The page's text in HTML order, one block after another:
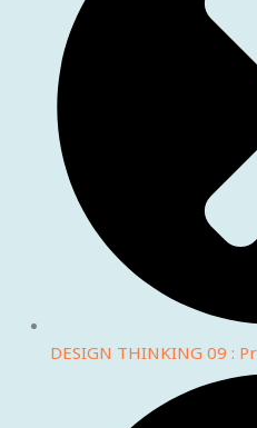
DESIGN THINKING 09 :